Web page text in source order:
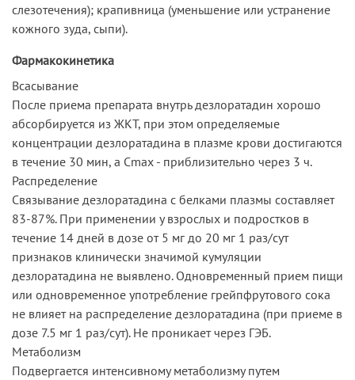
слезотечения); крапивница (уменьшение или устранение
кожного зуда, сыпи).
Фармакокинетика
Всасывание
После приема препарата внутрь дезлоратадин хорошо
абсорбируется из ЖКТ, при этом определяемые
концентрации дезлоратадина в плазме крови достигаются
в течение 30 мин, а Cmax - приблизительно через 3 ч.
Распределение
Связывание дезлоратадина с белками плазмы составляет
83-87%. При применении у взрослых и подростков в
течение 14 дней в дозе от 5 мг до 20 мг 1 раз/сут
признаков клинически значимой кумуляции
дезлоратадина не выявлено. Одновременный прием пищи
или одновременное употребление грейпфрутового сока
не влияет на распределение дезлоратадина (при приеме в
дозе 7.5 мг 1 раз/сут). Не проникает через ГЭБ.
Метаболизм
Подвергается интенсивному метаболизму путем